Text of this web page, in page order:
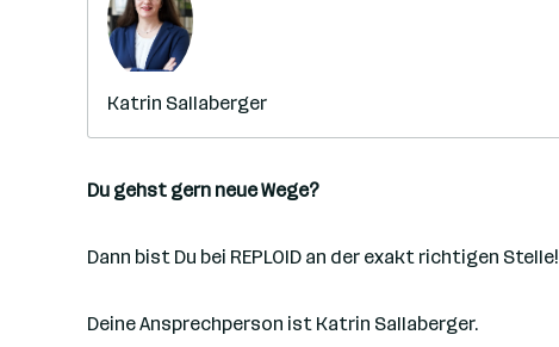
Katrin Sallaberger
Du gehst gern neue Wege?
Dann bist Du bei REPLOID an der exakt richtigen Stelle!
Deine Ansprechperson ist Katrin Sallaberger.